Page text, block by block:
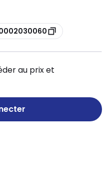
au prix et